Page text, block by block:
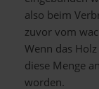
also beim
zuvor vom
Wenn das
diese Menge
worden.